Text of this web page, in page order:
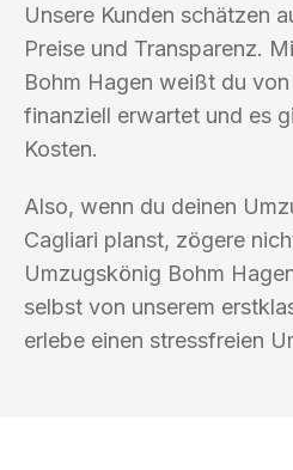
Unsere Kunden schätzen
Preise und Transparenz.
Bohm Hagen weißt du
finanziell erwartet und es
Kosten.
Also, wenn du deinen
Cagliari planst, zögere
Umzugskönig Bohm
selbst von unserem
erlebe einen stressfreien